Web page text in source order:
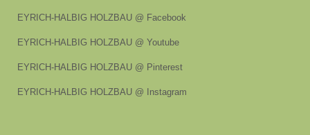
EYRICH-HALBIG HOLZBAU @ Facebook
EYRICH-HALBIG HOLZBAU @ Youtube
EYRICH-HALBIG HOLZBAU @ Pinterest
EYRICH-HALBIG HOLZBAU @ Instagram